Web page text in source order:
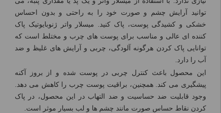
توانید آرایش چشم و صورت خود را به راحتی و بدون احساس
خشکی و کشیدگی پوست، پاک کنید. میسلار واتر ژنوبایوتیک پاک
کننده ای عالی و مناسب برای پوست‌ های چرب و مختلط است که
توانایی پاک کردن هرگونه آلودگی، چربی و آرایش ‌های غلیظ و ضد
آب را دارد.
این محصول باعث کنترل چربی در پوست شده و از بروز آکنه
پیشگیری می کند. همچنین، براقیت پوست چرب را کاهش می دهد.
وجود قابلیت ضد حساسیت و ضد التهاب در این محصول، در پاک
کردن نقاط حساس صورت مانند چشم ها و لب بسیار موثر است.